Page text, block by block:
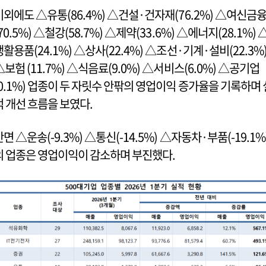
외에도 △유통(86.4%) △건설·건자재(76.2%) △여신금융
△철강(58.7%) △제약(33.6%) △에너지(28.1%)
활용품(24.1%) △상사(22.4%) △조선·기계·설비(22.3%)
험 (11.7%) △식음료(9.0%) △서비스(6.0%) △공기업
업종이 두 자릿수 안팎의 영업이익 증가율을 기록하며
개선 흐름을 보였다.
면 △운송(-9.3%) △통신(-14.5%) △자동차·부품(-
업종은 영업이익이 감소하며 부진했다.